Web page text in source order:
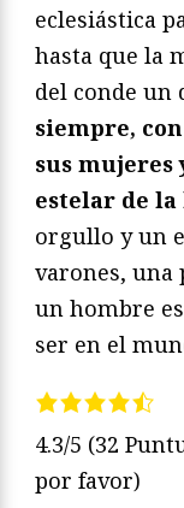
eclesiástica
hasta que la
del conde un
siempre,
sus mujeres
estelar de
orgullo y un
varones, una
un hombre
ser en el
4.3/5 (32
por favor)